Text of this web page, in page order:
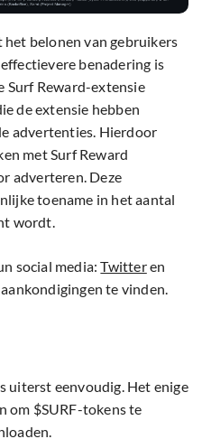
het belonen van gebruikers
benadering is
Reward-extensie
de extensie hebben
advertenties. Hierdoor
met Surf Reward
adverteren. Deze
toename in het aantal
wordt.
social media:Twitteren
te vinden.
uiterst eenvoudig. Het enige
om $SURF-tokens te